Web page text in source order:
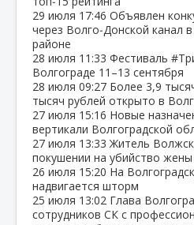
29 июля 17:46 Объявлен
через Волго‑Донской канал
районе
28 июля 11:33 Фестиваль
Волгограде 11–13 сентября
28 июля 09:27 Более 3,9
тысяч рублей открыто в
27 июля 15:16 Новые
вертикали Волгоградской
27 июля 13:33 Житель
покушении на убийство
26 июля 15:20 На
надвигается шторм
25 июля 13:02 Глава
сотрудников СК с